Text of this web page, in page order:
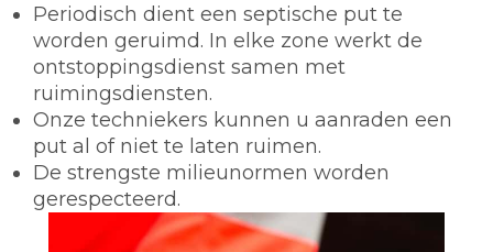
Periodisch dient een septische put te
worden geruimd. In elke zone werkt de
ontstoppingsdienst samen met
ruimingsdiensten.
Onze techniekers kunnen u aanraden een
put al of niet te laten ruimen.
De strengste milieunormen worden
gerespecteerd.